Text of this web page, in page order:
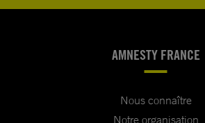
AMNESTY FRANCE
Nous connaître
Notre organisation